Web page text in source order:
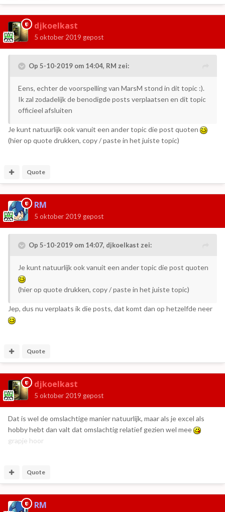
djkoelkast
5 oktober 2019 gepost
Op 5-10-2019 om 14:04, RM zei:
Eens, echter de voorspelling van MarsM stond in dit topic :).
Ik zal zodadelijk de benodigde posts verplaatsen en dit topic
officieel afsluiten
Je kunt natuurlijk ook vanuit een ander topic die post quoten
(hier op quote drukken, copy / paste in het juiste topic)
Quote
RM
5 oktober 2019 gepost
Op 5-10-2019 om 14:07, djkoelkast zei:
Je kunt natuurlijk ook vanuit een ander topic die post quoten
(hier op quote drukken, copy / paste in het juiste topic)
Jep, dus nu verplaats ik die posts, dat komt dan op hetzelfde neer
Quote
djkoelkast
5 oktober 2019 gepost
Dat is wel de omslachtige manier natuurlijk, maar als je excel als
hobby hebt dan valt dat omslachtig relatief gezien wel mee
grapje hoor
Quote
RM